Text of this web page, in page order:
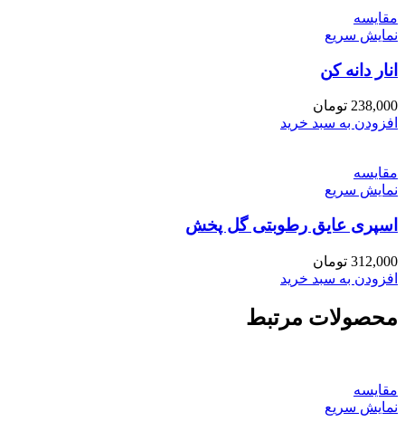
مقايسه
نمایش سریع
انار دانه کن
238,000 تومان
افزودن به سبد خرید
مقايسه
نمایش سریع
اسپری عایق رطوبتی گل پخش
312,000 تومان
افزودن به سبد خرید
محصولات مرتبط
مقايسه
نمایش سریع